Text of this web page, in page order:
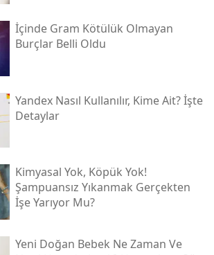
İçinde Gram Kötülük Olmayan
Burçlar Belli Oldu
Yandex Nasıl Kullanılır, Kime Ait? İşte
Detaylar
Kimyasal Yok, Köpük Yok!
Şampuansız Yıkanmak Gerçekten
İşe Yarıyor Mu?
Yeni Doğan Bebek Ne Zaman Ve